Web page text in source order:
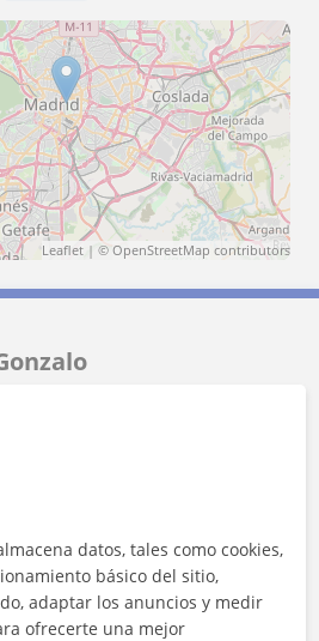
Leaflet | © OpenStreetMap contributors
datos, tales como cookies,
básico del sitio,
adaptar los anuncios y medir
ofrecerte una mejor